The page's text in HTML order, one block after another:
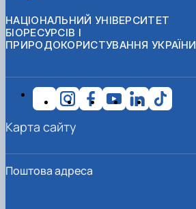
НАЦІОНАЛЬНИЙ УНІВЕРСИТЕТ
БІОРЕСУРСІВ І
ПРИРОДОКОРИСТУВАННЯ УКРАЇНИ
Поштова адреса
Карта сайту